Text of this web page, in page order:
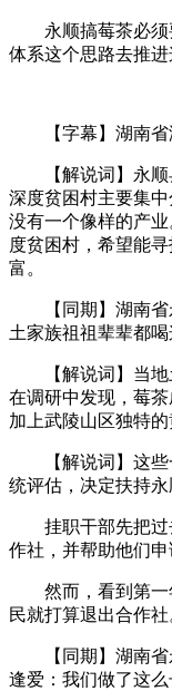
永顺搞莓茶必须
体系这个思路去推进
【字幕】湖南省
【解说词】永顺
深度贫困村主要集
没有一个像样的产
度贫困村，希望能
富。
【同期】湖南省
土家族祖祖辈辈都
【解说词】当地
在调研中发现，莓
加上武陵山区独特
【解说词】这些
统评估，决定扶持永
挂职干部先把过
作社，并帮助他们申
然而，看到第一
民就打算退出合作社
【同期】湖南省
逢爱：我们做了这